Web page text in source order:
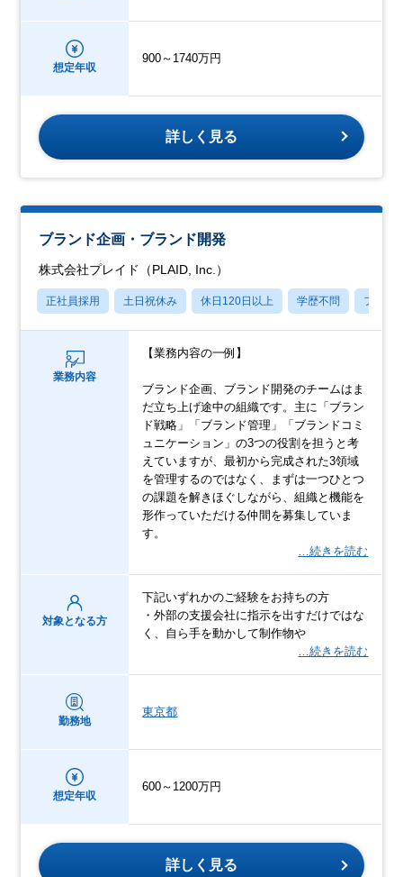
想定年収
900～1740万円
詳しく見る
ブランド企画・ブランド開発
株式会社プレイド（PLAID, Inc.）
正社員採用 土日祝休み 休日120日以上 学歴不問 フレッ
業務内容
【業務内容の一例】
ブランド企画、ブランド開発のチームはま
だ立ち上げ途中の組織です。主に「ブラン
ド戦略」「ブランド管理」「ブランドコミ
ュニケーション」の3つの役割を担うと考
えていますが、最初から完成された3領域
を管理するのではなく、まずは一つひとつ
の課題を解きほぐしながら、組織と機能を
形作っていただける仲間を募集していま
す。
…続きを読む
対象となる方
下記いずれかのご経験をお持ちの方
・外部の支援会社に指示を出すだけではな
く、自ら手を動かして制作物や
…続きを読む
勤務地
東京都
想定年収
600～1200万円
詳しく見る